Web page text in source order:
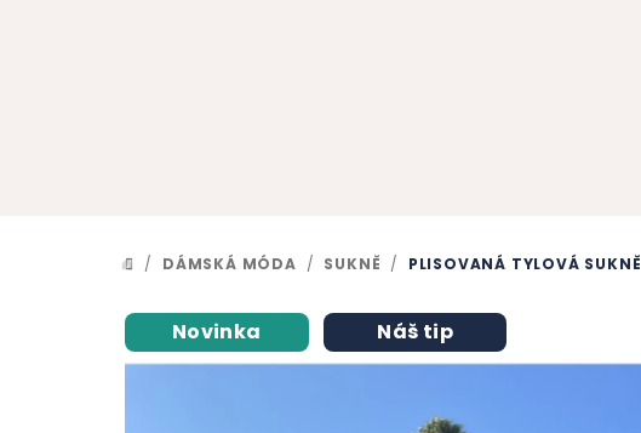
DOMŮ
/ DÁMSKÁ MÓDA / SUKNĚ / PLISOVANÁ TYLOVÁ SUKNĚ
Novinka Náš tip